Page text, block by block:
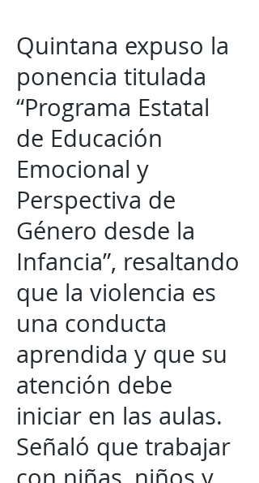
Quintana expuso la
ponencia titulada
“Programa Estatal
de Educación
Emocional y
Perspectiva de
Género desde la
Infancia”, resaltando
que la violencia es
una conducta
aprendida y que su
atención debe
iniciar en las aulas.
Señaló que trabajar